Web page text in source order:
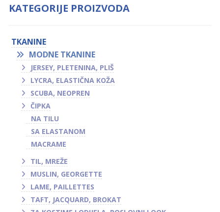
KATEGORIJE PROIZVODA
TKANINE
MODNE TKANINE
JERSEY, PLETENINA, PLIŠ
LYCRA, ELASTIČNA KOŽA
SCUBA, NEOPREN
ČIPKA
NA TILU
SA ELASTANOM
MACRAME
TIL, MREŽE
MUSLIN, GEORGETTE
LAME, PAILLETTES
TAFT, JACQUARD, BROKAT